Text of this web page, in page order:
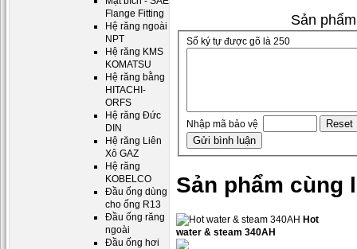
Flange Fitting
Hệ răng ngoài
NPT
Hệ răng KMS
KOMATSU
Hệ răng bằng
HITACHI-
ORFS
Hệ răng Đức
DIN
Hệ răng Liên
Xô GAZ
Hệ răng
KOBELCO
Đầu ống dùng
cho ống R13
Đầu ống răng
ngoài
Đầu ống hơi
Sản
Số ký tự được gõ là 250
Nhập mã bảo vệ
Sản phẩm cùng
Hot
water & steam 340AH